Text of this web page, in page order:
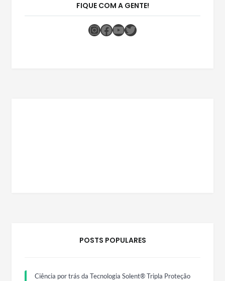
FIQUE COM A GENTE!
Instagram
Facebook
Youtube
Twitter
POSTS POPULARES
Ciência por trás da Tecnologia Solent® Tripla Proteção